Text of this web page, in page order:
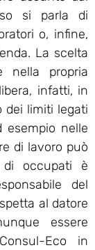
si parla di
o, infine,
La scelta
nella propria
infatti, in
dei limiti legati
esempio nelle
di lavoro può
occupati è
del
al datore
essere
Eco in